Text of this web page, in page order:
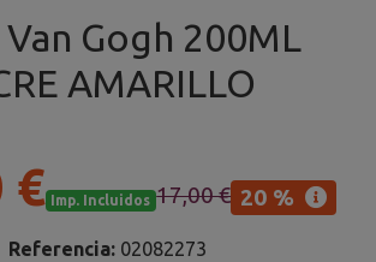
Gogh 200ML
AMARILLO
€ Imp. Incluidos 17,00 € 20 %
Referencia: 02082273